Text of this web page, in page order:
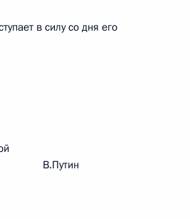
в силу со дня его
В.Путин